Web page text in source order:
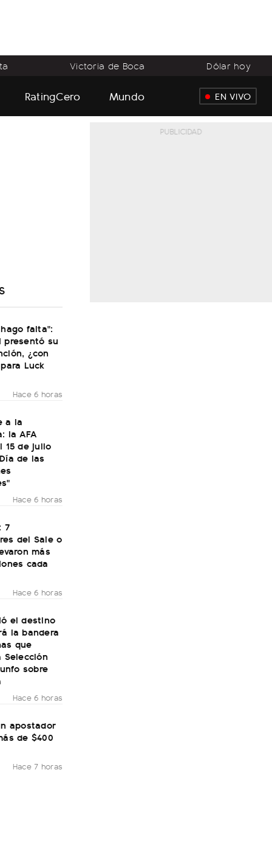
Victoria de Boca Dólar hoy
RatingCero Mundo EN VIVO
falta":
presentó su
¿con
Luck
Hace 6 horas
a la
la AFA
15 de julio
de las
Hace 6 horas
7
del Sale o
más
cada
Hace 6 horas
el destino
la bandera
que
sobre
Hace 6 horas
apostador
de $400
Hace 7 horas